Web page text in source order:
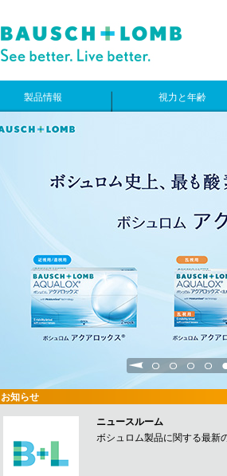
製品情報 視力と年齢
1 2 3 4 5
お知らせ
ニュースルーム
ボシュロム製品に関する最新